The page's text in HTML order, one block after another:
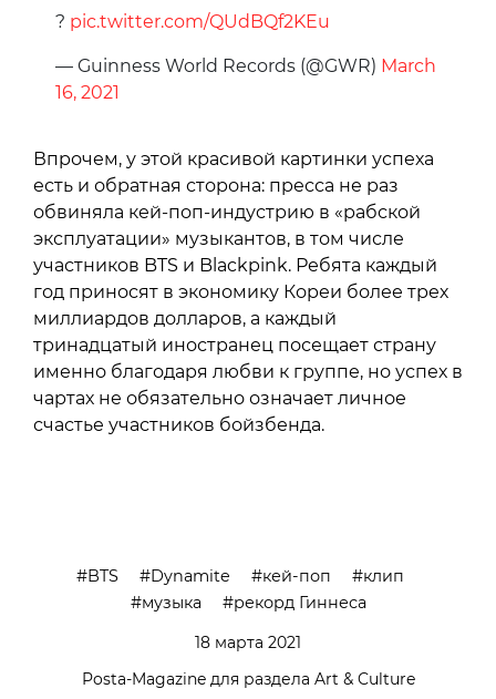
? pic.twitter.com/QUdBQf2KEu
— Guinness World Records (@GWR) March
16, 2021
Впрочем, у этой красивой картинки успеха
есть и обратная сторона: пресса не раз
обвиняла кей-поп-индустрию в «рабской
эксплуатации» музыкантов, в том числе
участников BTS и Blackpink. Ребята каждый
год приносят в экономику Кореи более трех
миллиардов долларов, а каждый
тринадцатый иностранец посещает страну
именно благодаря любви к группе, но успех в
чартах не обязательно означает личное
счастье участников бойзбенда.
BTS Dynamite кей-поп
клип
музыка
рекорд Гиннеса
18 марта 2021
Posta-Magazine для раздела Art & Culture